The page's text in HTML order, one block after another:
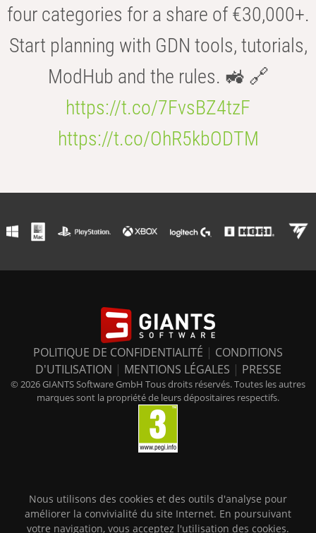
four categories for a share of €30,000+.
Start planning with GDN tools, tutorials,
ModHub and the rules. 🚜 🔗
https://t.co/7FvsBZ4tzF
https://t.co/OhR5kbODTM
POLITIQUE DE CONFIDENTIALITÉ | CONDITIONS
D'UTILISATION | MENTIONS LÉGALES | PRESSE
© 2026 GIANTS Software GmbH Tous droits réservés. Toutes les autres
marques sont la propriété de leurs dépositaires respectifs.
Nous utilisons des cookies et des outils d'analyse pour
améliorer la convivialité du site Internet. En poursuivant
votre navigation, vous acceptez l'utilisation des cookies.